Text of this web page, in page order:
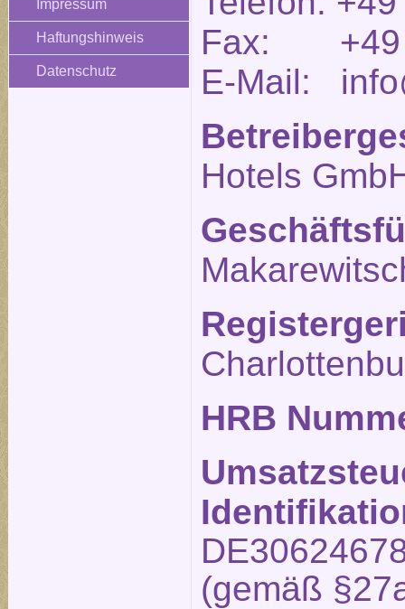
Impressum
Haftungshinweis
Datenschutz
Fax: +49
E-Mail:
Hotels
HRB
(gemäß